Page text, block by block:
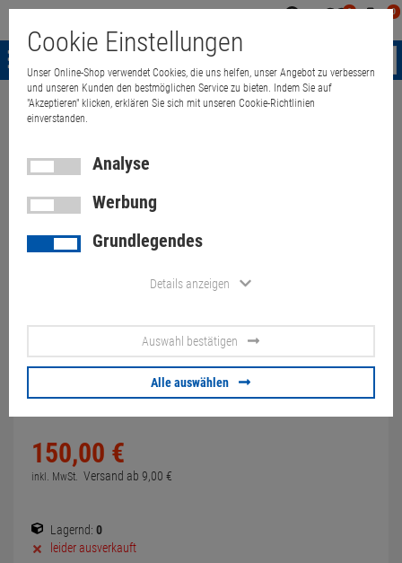
0 0
Menü
Weiter einkaufen
NEC UM280W Ultra-
Kurzdistanz Beamer
2800ANSI/L u inkl.
10058110
Betriebsstunden: unter 1000 Stunden, Auflösung: 1280 x 800 Pixel,
Fernbedienung: vorhanden, Tragetasche: nicht vorhanden
150,00 €
inkl. MwSt. Versand ab 9,00 €
Lagernd: 0
leider ausverkauft
Cookie Einstellungen
Unser Online-Shop verwendet Cookies, die uns helfen, unser Angebot zu verbessern
und unseren Kunden den bestmöglichen Service zu bieten. Indem Sie auf
"Akzeptieren" klicken, erklären Sie sich mit unseren Cookie-Richtlinien
einverstanden.
Analyse
Werbung
Grundlegendes
Details anzeigen
Auswahl bestätigen
Alle auswählen